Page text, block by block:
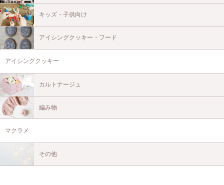
キッズ・子供向け
アイシングクッキー・フード
アイシングクッキー
カルトナージュ
編み物
マクラメ
その他